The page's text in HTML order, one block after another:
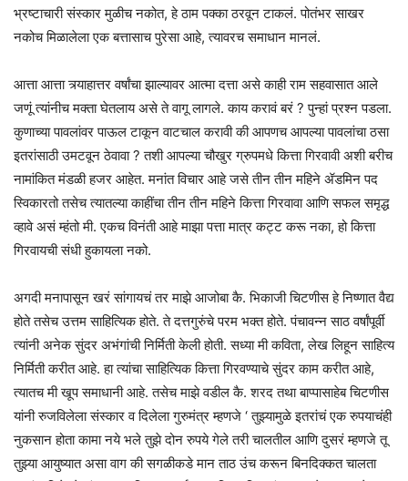
भ्रष्टाचारी संस्कार मुळीच नकोत, हे ठाम पक्का ठरवून टाकलं. पोतंभर साखर
नकोच मिळालेला एक बत्तासाच पुरेसा आहे, त्यावरच समाधान मानलं.
आत्ता आत्ता त्र्याहात्तर वर्षांचा झाल्यावर आत्मा दत्ता असे काही राम सहवासात आले
जणूं त्यांनीच मक्ता घेतलाय असे ते वागू लागले. काय करावं बरं ? पुन्हां प्रश्न पडला.
कुणाच्या पावलांवर पाऊल टाकून वाटचाल करावी की आपणच आपल्या पावलांचा ठसा
इतरांसाठी उमटवून ठेवावा ? तशी आपल्या चौखुर ग्रुपमधे कित्ता गिरवावी अशी बरीच
नामांकित मंडळी हजर आहेत. मनांत विचार आहे जसे तीन तीन महिने ॲडमिन पद
स्विकारतो तसेच त्यातल्या काहींचा तीन तीन महिने कित्ता गिरवावा आणि सफल समृद्ध
व्हावे असं म्हंतो मी. एकच विनंती आहे माझा पत्ता मात्र कट्ट करू नका, हो कित्ता
गिरवायची संधी हुकायला नको.
अगदी मनापासून खरं सांगायचं तर माझे आजोबा कै. भिकाजी चिटणीस हे निष्णात वैद्य
होते तसेच उत्तम साहित्यिक होते. ते दत्तगुरुंचे परम भक्त होते. पंचावन्न साठ वर्षांपूर्वी
त्यांनी अनेक सुंदर अभंगांची निर्मिती केली होती. सध्या मी कविता, लेख लिहून साहित्य
निर्मिती करीत आहे. हा त्यांचा साहित्यिक कित्ता गिरवण्याचे सुंदर काम करीत आहे,
त्यातच मी खूप समाधानी आहे. तसेच माझे वडील कै. शरद तथा बाप्पासाहेब चिटणीस
यांनी रुजविलेला संस्कार व दिलेला गुरुमंत्र म्हणजे ‘ तुझ्यामुळे इतरांचं एक रुपयाचंही
नुकसान होता कामा नये भले तुझे दोन रुपये गेले तरी चालतील आणि दुसरं म्हणजे तू
तुझ्या आयुष्यात असा वाग की सगळीकडे मान ताठ उंच करून बिनदिक्कत चालता